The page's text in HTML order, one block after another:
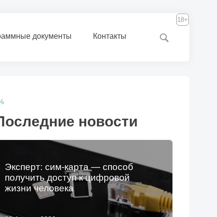
документы Контакты
18+
новости
Эксперт: сим-карта — способ
получить доступ к цифровой
жизни человека